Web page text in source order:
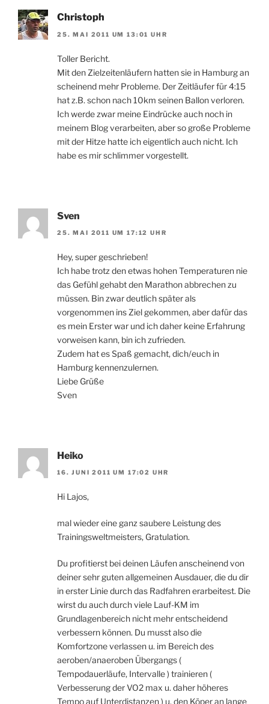
Christoph
25. MAI 2011 UM 13:01 UHR
Toller Bericht.
Mit den Zielzeitenläufern hatten sie in Hamburg an
scheinend mehr Probleme. Der Zeitläufer für 4:15
hat z.B. schon nach 10km seinen Ballon verloren.
Ich werde zwar meine Eindrücke auch noch in
meinem Blog verarbeiten, aber so große Probleme
mit der Hitze hatte ich eigentlich auch nicht. Ich
habe es mir schlimmer vorgestellt.
Sven
25. MAI 2011 UM 17:12 UHR
Hey, super geschrieben!
Ich habe trotz den etwas hohen Temperaturen nie
das Gefühl gehabt den Marathon abbrechen zu
müssen. Bin zwar deutlich später als
vorgenommen ins Ziel gekommen, aber dafür das
es mein Erster war und ich daher keine Erfahrung
vorweisen kann, bin ich zufrieden.
Zudem hat es Spaß gemacht, dich/euch in
Hamburg kennenzulernen.
Liebe Grüße
Sven
Heiko
16. JUNI 2011 UM 17:02 UHR
Hi Lajos,
mal wieder eine ganz saubere Leistung des
Trainingsweltmeisters, Gratulation.
Du profitierst bei deinen Läufen anscheinend von
deiner sehr guten allgemeinen Ausdauer, die du dir
in erster Linie durch das Radfahren erarbeitest. Die
wirst du auch durch viele Lauf-KM im
Grundlagenbereich nicht mehr entscheidend
verbessern können. Du musst also die
Komfortzone verlassen u. im Bereich des
aeroben/anaeroben Übergangs (
Tempodauerläufe, Intervalle ) trainieren (
Verbesserung der VO2 max u. daher höheres
Tempo auf Unterdistanzen ) u. den Köper an lange